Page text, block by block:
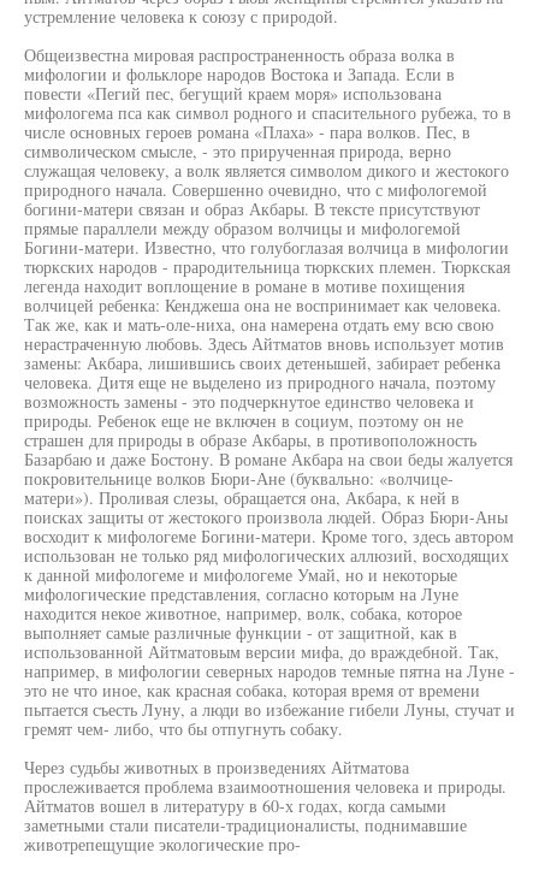
устремление человека к союзу с природой.
Общеизвестна мировая распространенность образа волка в
мифологии и фольклоре народов Востока и Запада. Если в
повести «Пегий пес, бегущий краем моря» использована
мифологема пса как символ родного и спасительного рубежа, то в
числе основных героев романа «Плаха» - пара волков. Пес, в
символическом смысле, - это прирученная природа, верно
служащая человеку, а волк является символом дикого и жестокого
природного начала. Совершенно очевидно, что с мифологемой
богини-матери связан и образ Акбары. В тексте присутствуют
прямые параллели между образом волчицы и мифологемой
Богини-матери. Известно, что голубоглазая волчица в мифологии
тюркских народов - прародительница тюркских племен. Тюркская
легенда находит воплощение в романе в мотиве похищения
волчицей ребенка: Кенджеша она не воспринимает как человека.
Так же, как и мать-оле-ниха, она намерена отдать ему всю свою
нерастраченную любовь. Здесь Айтматов вновь использует мотив
замены: Акбара, лишившись своих детенышей, забирает ребенка
человека. Дитя еще не выделено из природного начала, поэтому
возможность замены - это подчеркнутое единство человека и
природы. Ребенок еще не включен в социум, поэтому он не
страшен для природы в образе Акбары, в противоположность
Базарбаю и даже Бостону. В романе Акбара на свои беды жалуется
покровительнице волков Бюри-Ане (буквально: «волчице-
матери»). Проливая слезы, обращается она, Акбара, к ней в
поисках защиты от жестокого произвола людей. Образ Бюри-Аны
восходит к мифологеме Богини-матери. Кроме того, здесь автором
использован не только ряд мифологических аллюзий, восходящих
к данной мифологеме и мифологеме Умай, но и некоторые
мифологические представления, согласно которым на Луне
находится некое животное, например, волк, собака, которое
выполняет самые различные функции - от защитной, как в
использованной Айтматовым версии мифа, до враждебной. Так,
например, в мифологии северных народов темные пятна на Луне -
это не что иное, как красная собака, которая время от времени
пытается съесть Луну, а люди во избежание гибели Луны, стучат и
гремят чем- либо, что бы отпугнуть собаку.
Через судьбы животных в произведениях Айтматова
прослеживается проблема взаимоотношения человека и природы.
Айтматов вошел в литературу в 60-х годах, когда самыми
заметными стали писатели-традиционалисты, поднимавшие
животрепещущие экологические про-